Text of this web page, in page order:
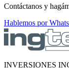
Contáctanos y
Hablemos por
INVERSIONES